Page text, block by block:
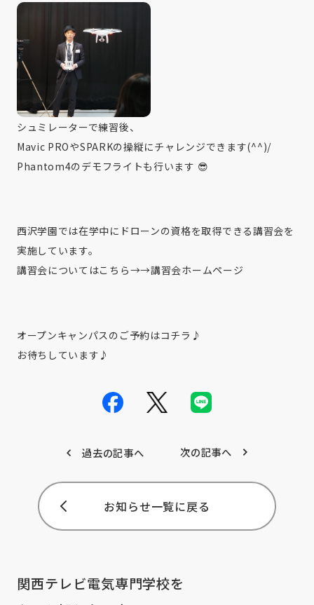
シュミレーターで練習後、
Mavic PROやSPARKの操縦にチャレンジできます(^^)/
Phantom4のデモフライトも行います 😎
西沢学園では在学中にドローンの資格を取得できる講習会を
実施しています。
講習会についてはこちら→→講習会ホームページ
オープンキャンパスのご予約はコチラ♪
お待ちしています♪
過去の記事へ 次の記事へ
お知らせ一覧に戻る
関西テレビ電気専門学校を